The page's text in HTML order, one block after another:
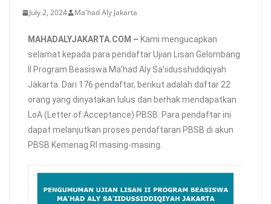
July 2, 2024 Ma'had Aly Jakarta
MAHADALYJAKARTA.COM – Kami mengucapkan
selamat kepada para pendaftar Ujian Lisan Gelombang
II Program Beasiswa Ma’had Aly Sa’iidusshiddiqiyah
Jakarta. Dari 176 pendaftar, berikut adalah daftar 22
orang yang dinyatakan lulus dan berhak mendapatkan
LoA (Letter of Acceptance) PBSB. Para pendaftar ini
dapat melanjutkan proses pendaftaran PBSB di akun
PBSB Kemenag RI masing-masing.